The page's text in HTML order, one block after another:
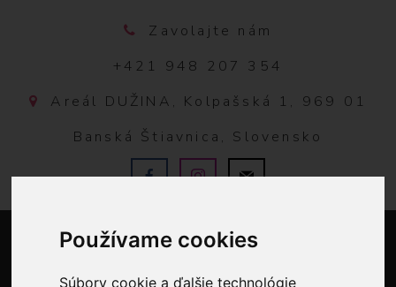
Používame cookies
Súbory cookie a ďalšie technológie
Zavolajte nám
+421 948 207 354
Areál DUŽINA, Kolpašská 1, 969 01
Banská Štiavnica, Slovensko